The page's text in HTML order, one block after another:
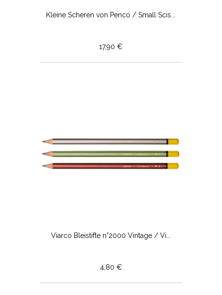
Kleine Scheren von Penco / Small Scis...
17,90 €
Viarco Bleistifte n°2000 Vintage / Vi...
4,80 €